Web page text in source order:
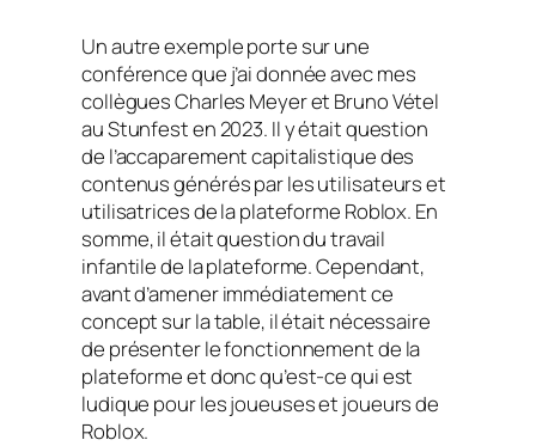
Un autre exemple porte sur une
conférence que j’ai donnée avec mes
collègues Charles Meyer et Bruno Vétel
au Stunfest en 2023. Il y était question
de l’accaparement capitalistique des
contenus générés par les utilisateurs et
utilisatrices de la plateforme Roblox. En
somme, il était question du travail
infantile de la plateforme. Cependant,
avant d’amener immédiatement ce
concept sur la table, il était nécessaire
de présenter le fonctionnement de la
plateforme et donc qu’est-ce qui est
ludique pour les joueuses et joueurs de
Roblox.